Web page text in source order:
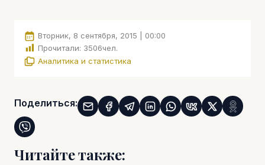
Вторник, 8 сентября, 2015 | 00:00
Прочитали: 3506чел.
Аналитика и статистика
Поделиться:
Читайте также: